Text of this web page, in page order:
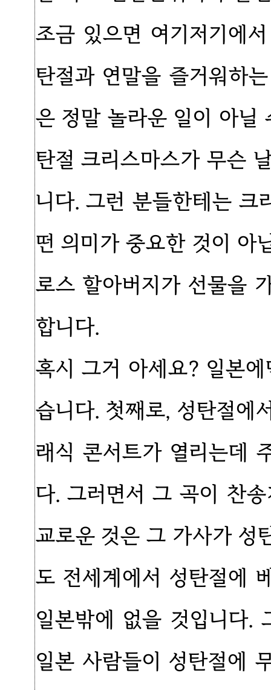
조금 있으면 여기저기에
탄절과 연말을 즐거워하
은 정말 놀라운 일이 아닐
탄절 크리스마스가 무슨
니다. 그런 분들한테는 크
떤 의미가 중요한 것이 아
로스 할아버지가 선물을
합니다.
혹시 그거 아세요? 일본
습니다. 첫째로, 성탄절에
래식 콘서트가 열리는데
다. 그러면서 그 곡이 찬
교로운 것은 그 가사가 성
도 전세계에서 성탄절에
일본밖에 없을 것입니다.
일본 사람들이 성탄절에